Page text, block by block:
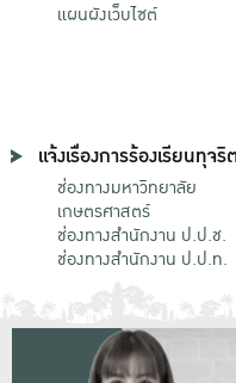
แผนผังเว็บไซต์
แจ้งเรื่องการร้องเรียนทุจริ
ช่องทางมหาวิทยาลัย
เกษตรศาสตร์
ช่องทางสำนักงาน ป.ป.ช.
ช่องทางสำนักงาน ป.ป.ท.